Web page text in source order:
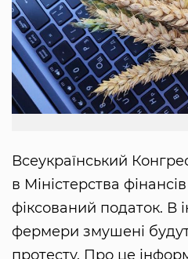
Всеукраїнський
в Міністерства
фіксований податок. В
фермери змушені
протесту. Про це